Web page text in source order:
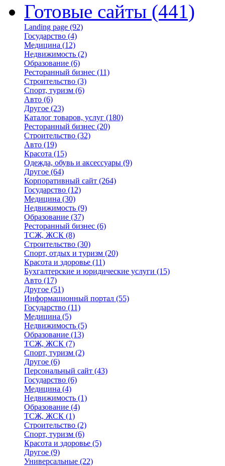
Готовые сайты (441)
Landing page (92)
Государство (4)
Медицина (12)
Недвижимость (2)
Образование (6)
Ресторанный бизнес (11)
Строительство (3)
Спорт, туризм (6)
Авто (6)
Другое (23)
Каталог товаров, услуг (180)
Ресторанный бизнес (20)
Строительство (32)
Авто (19)
Красота (15)
Одежда, обувь и аксессуары (9)
Другое (64)
Корпоративный сайт (264)
Государство (12)
Медицина (30)
Недвижимость (9)
Образование (37)
Ресторанный бизнес (6)
ТСЖ, ЖСК (8)
Строительство (30)
Спорт, отдых и туризм (20)
Красота и здоровье (11)
Бухгалтерские и юридические услуги (15)
Авто (17)
Другое (51)
Информационный портал (55)
Государство (11)
Медицина (5)
Недвижимость (5)
Образование (13)
ТСЖ, ЖСК (7)
Спорт, туризм (2)
Другое (6)
Персональный сайт (43)
Государство (6)
Медицина (4)
Недвижимость (1)
Образование (4)
ТСЖ, ЖСК (1)
Строительство (2)
Спорт, туризм (6)
Красота и здоровье (5)
Другое (9)
Универсальные (22)